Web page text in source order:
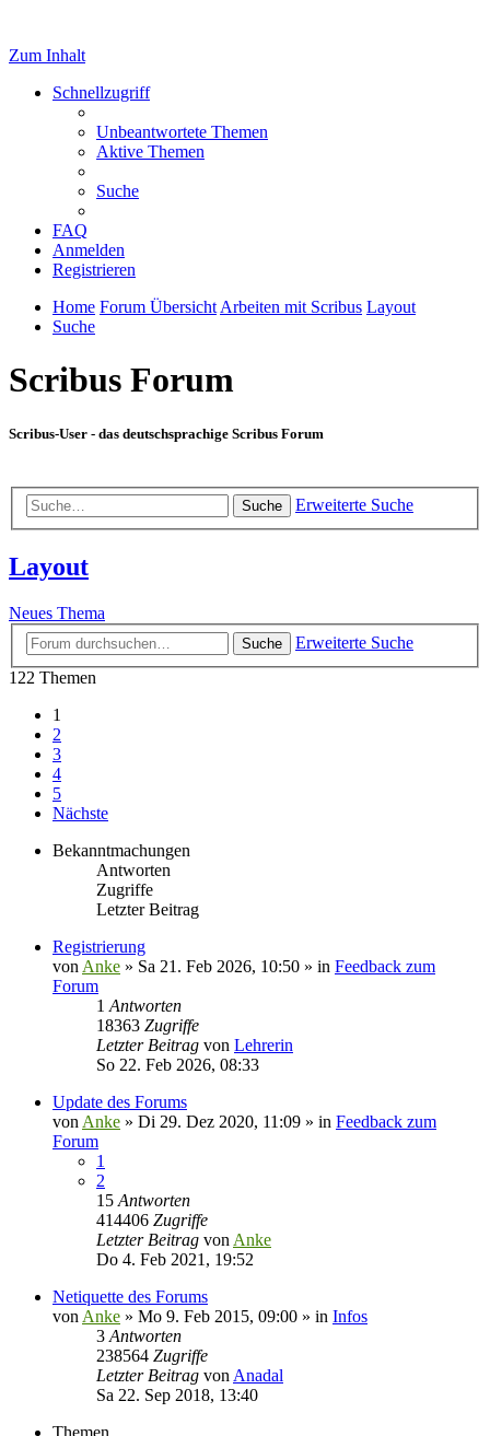
Zum Inhalt
Schnellzugriff
Unbeantwortete Themen
Aktive Themen
Suche
FAQ
Anmelden
Registrieren
Home Forum Übersicht Arbeiten mit Scribus Layout
Suche
Scribus Forum
Scribus-User - das deutschsprachige Scribus Forum
Suche Erweiterte Suche
Layout
Neues Thema
Suche
Erweiterte Suche
122 Themen
1
2
3
4
5
Nächste
Bekanntmachungen
Antworten
Zugriffe
Letzter Beitrag
Registrierung
von Anke » Sa 21. Feb 2026, 10:50 » in Feedback zum
Forum
1 Antworten
18363 Zugriffe
Letzter Beitrag von Lehrerin
So 22. Feb 2026, 08:33
Update des Forums
von Anke » Di 29. Dez 2020, 11:09 » in Feedback zum
Forum
1
2
15 Antworten
414406 Zugriffe
Letzter Beitrag von Anke
Do 4. Feb 2021, 19:52
Netiquette des Forums
von Anke » Mo 9. Feb 2015, 09:00 » in Infos
3 Antworten
238564 Zugriffe
Letzter Beitrag von Anadal
Sa 22. Sep 2018, 13:40
Themen